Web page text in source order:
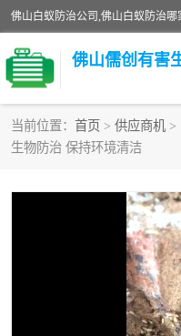
当前位置： 首页 > 供应商机 >
生物防治 保持环境清洁
白蚁消杀